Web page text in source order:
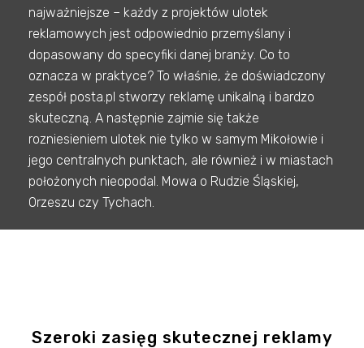
najważniejsze – każdy z projektów ulotek
reklamowych jest odpowiednio przemyślany i
dopasowany do specyfiki danej branży. Co to
oznacza w praktyce? To właśnie, że doświadczony
zespół posta.pl stworzy reklamę unikalną i bardzo
skuteczną. A następnie zajmie się także
rozniesieniem ulotek nie tylko w samym Mikołowie i
jego centralnych punktach, ale również i w miastach
położonych nieopodal. Mowa o Rudzie Śląskiej,
Orzeszu czy Tychach.
Szeroki zasięg skutecznej reklamy